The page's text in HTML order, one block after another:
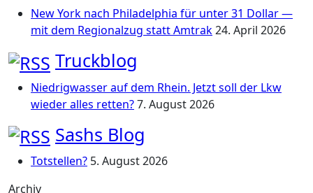
New York nach Philadelphia für unter 31 Dollar —
mit dem Regionalzug statt Amtrak24. April 2026
Truckblog
Niedrigwasser auf dem Rhein. Jetzt soll der Lkw
wieder alles retten?7. August 2026
Sashs Blog
Totstellen? 5. August 2026
Archiv